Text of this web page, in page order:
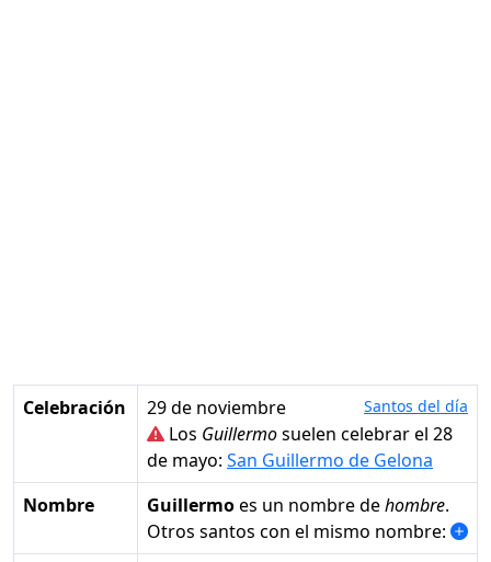
Celebración 29 de noviembre Santos del día
Los Guillermosuelen celebrar el 28
de mayo: San Guillermo de Gelona
Nombre
Guillermoes un nombre dehombre.
Otros santos con el mismo nombre: